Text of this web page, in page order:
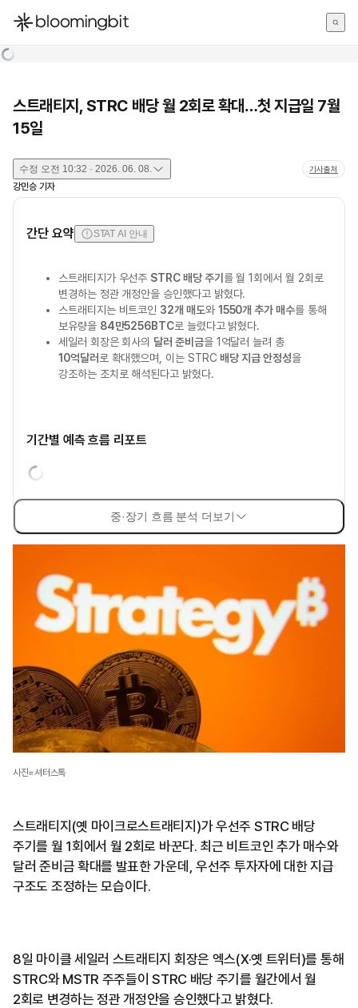
한국어
스트래티지, STRC 배당 월 2회로 확대…첫 지급일 7월
15일
수정 오전 10:32 · 2026. 06. 08. 기사출처
강민승 기자
간단 요약 STAT AI 안내
스트래티지가 우선주 STRC 배당 주기 를 월 1회에서 월 2회로
변경하는 정관 개정안을 승인했다고 밝혔다.
스트래티지는 비트코인 32개 매도와 1550개 추가 매수를 통해
보유량을 84만5256BTC로 늘렸다고 밝혔다.
세일러 회장은 회사의 달러 준비금을 1억달러 늘려 총
10억달러 로 확대했으며, 이는 STRC배당 지급 안정성을
강조하는 조치로 해석된다고 밝혔다.
기간별 예측 흐름 리포트
중·장기 흐름 분석 더보기
사진=셔터스톡
스트래티지(옛 마이크로스트래티지)가 우선주 STRC 배당
주기를 월 1회에서 월 2회로 바꾼다. 최근 비트코인 추가 매수와
달러 준비금 확대를 발표한 가운데, 우선주 투자자에 대한 지급
구조도 조정하는 모습이다.
8일 마이클 세일러 스트래티지 회장은 엑스(X·옛 트위터)를 통해
STRC와 MSTR 주주들이 STRC 배당 주기를 월간에서 월
2회로 변경하는 정관 개정안을 승인했다고 밝혔다.